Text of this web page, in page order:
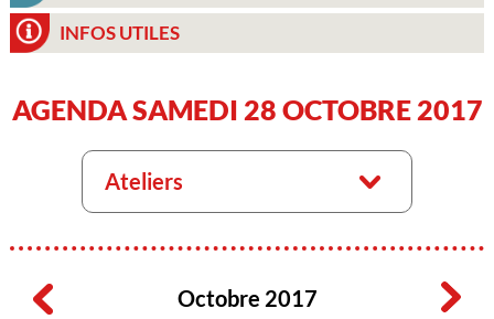
INFOS UTILES
AGENDA SAMEDI 28 OCTOBRE 2017
Ateliers
Octobre 2017